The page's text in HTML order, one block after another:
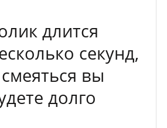
длится
секунд,
вы
долго